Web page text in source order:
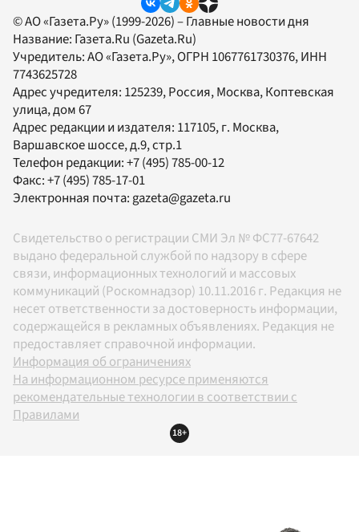
© АО «Газета.Ру» (1999-2026) – Главные новости дня
Название: Газета.Ru (Gazeta.Ru)
Учредитель:АО «Газета.Ру», ОГРН 1067761730376, ИНН
7743625728
Адрес учредителя: 125239, Россия, Москва, Коптевская
улица, дом 67
Адрес редакции и издателя: 117105, г. Москва,
Варшавское шоссе, д.9, стр.1
Телефон редакции:+7 (495) 785-00-12
Факс:+7 (495) 785-17-01
Электронная почта: gazeta@gazeta.ru
Свидетельство о регистрации СМИ Эл № ФС77-67642
выдано федеральной службой по надзору в сфере
связи, информационных технологий и массовых
коммуникаций (Роскомнадзор) 10.11.2016 г. Редакция не
несет ответственности за достоверность информации,
содержащейся в рекламных объявлениях. Редакция не
предоставляет справочной информации.
Информация об ограничениях
На информационном ресурсе применяются
рекомендательные технологии в соответствии с
Правилами
18+